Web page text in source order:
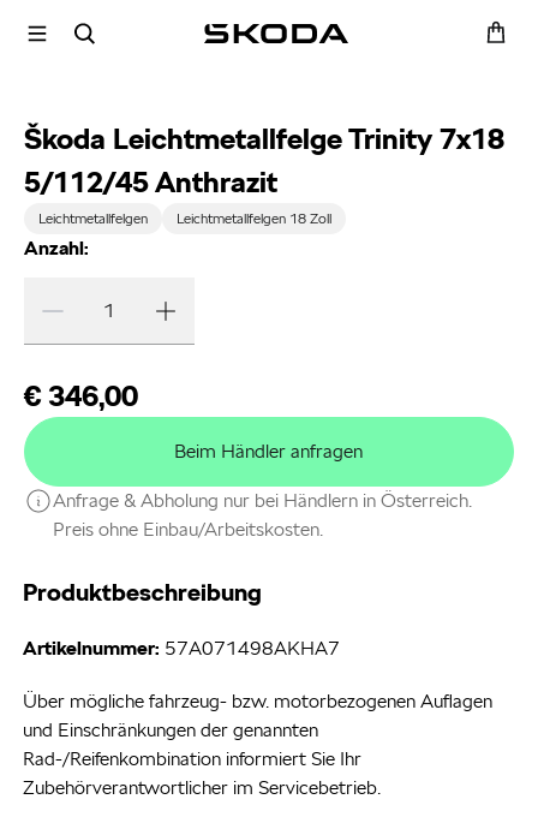
Produktbeschreibung
Artikelnummer: 57A071498AKHA7
Über mögliche fahrzeug- bzw. motorbezogenen Auflagen
und Einschränkungen der genannten
Rad-/Reifenkombination informiert Sie Ihr
Zubehörverantwortlicher im Servicebetrieb.
Škoda Leichtmetallfelge Trinity 7x18
5/112/45 Anthrazit
Leichtmetallfelgen Leichtmetallfelgen 18 Zoll
Anzahl:
€ 346,00
Beim Händler anfragen
Anfrage & Abholung nur bei Händlern in Österreich.
Preis ohne Einbau/Arbeitskosten.